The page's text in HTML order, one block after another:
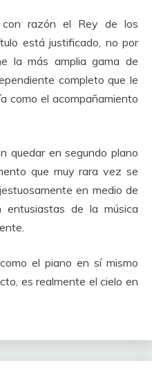
razón el Rey de los
está justificado, no por
la más amplia gama de
completo que le
como el acompañamiento
quedar en segundo plano
que muy rara vez se
en medio de
de la música
el piano en sí mismo
es realmente el cielo en